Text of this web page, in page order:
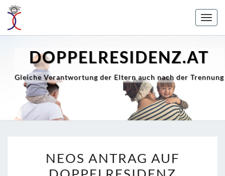
Skip
content
DOPPELRESIDENZ.AT
Gleiche Verantwortung der Eltern auch nach der Trennung
E
O
NEOS ANTRAG AUF